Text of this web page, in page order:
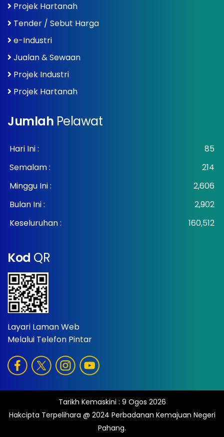
Projek Hartanah
Tender / Sebut Harga
e-Industri
Jualan & Sewaan
Projek Industri
Projek Hartanah
Jumlah Pelawat
Hari Ini :
85
Semalam :
214
Minggu Ini :
2,606
Bulan Ini :
2,902
Keseluruhan :
160,512
Kod QR
Layari Laman Web
Melalui Telefon Pintar
Tarikh Kemaskini : 9 Ogos 2026
Hakcipta Terpelihara @ 2024 Perbadanan Kemajuan Negeri
Pahang.